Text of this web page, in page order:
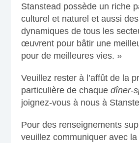
Stanstead possède un riche
culturel et naturel et aussi
dynamiques de tous les
œuvrent pour bâtir une
pour de meilleures vies. »
Veuillez rester à l’affût de la
particulière de chaque dîner-
joignez-vous à nous à
Pour des renseignements
veuillez communiquer avec